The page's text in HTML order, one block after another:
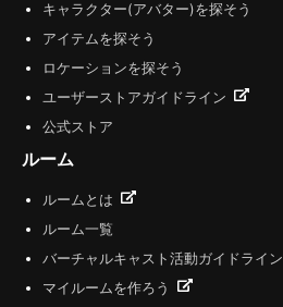
キャラクター(アバター)を探そう
アイテムを探そう
ロケーションを探そう
ユーザーストアガイドライン
公式ストア
ルーム
ルームとは
ルーム一覧
バーチャルキャスト活動ガイドライン
マイルームを作ろう